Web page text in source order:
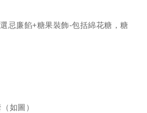
忌廉餡+糖果裝飾-包括綿花糖，糖
如圖）